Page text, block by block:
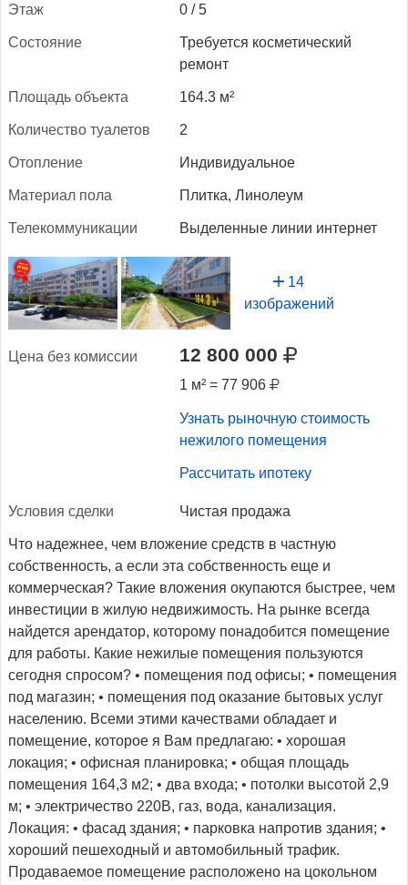
Этаж 0 / 5
Сос­то­яние
Требуется косметический
ремонт
Пло­щадь объ­ек­та 164.3 м²
Ко­личес­тво ту­але­тов 2
Отоп­ле­ние Индивидуальное
Ма­тери­ал по­ла Плитка, Линолеум
Те­леком­му­ника­ции Выделенные линии интернет
14
изображений
Це­на без ко­мис­сии 12 800 000
1 м² = 77 906
Узнать рыночную стоимость
нежилого помещения
Рассчитать ипотеку
Ус­ло­вия сдел­ки Чистая продажа
Что надежнее, чем вложение средств в частную
собственность, а если эта собственность еще и
коммерческая? Такие вложения окупаются быстрее, чем
инвестиции в жилую недвижимость. На рынке всегда
найдется арендатор, которому понадобится помещение
для работы. Какие нежилые помещения пользуются
сегодня спросом? • помещения под офисы; • помещения
под магазин; • помещения под оказание бытовых услуг
населению. Всеми этими качествами обладает и
помещение, которое я Вам предлагаю: • хорошая
локация; • офисная планировка; • общая площадь
помещения 164,3 м2; • два входа; • потолки высотой 2,9
м; • электричество 220В, газ, вода, канализация.
Локация: • фасад здания; • парковка напротив здания; •
хороший пешеходный и автомобильный трафик.
Продаваемое помещение расположено на цокольном